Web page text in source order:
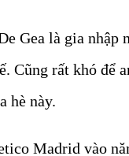
Gea là gia
Cũng rất khó
hè này.
Madrid vào